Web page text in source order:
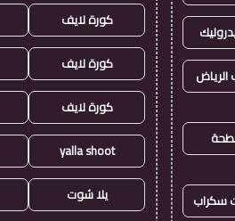
سكراب
كورة لايف
كورة لايف
كورة لايف
yalla shoot
يلا شوت